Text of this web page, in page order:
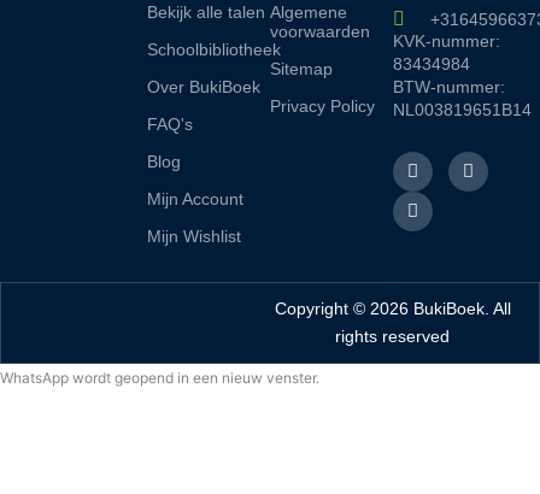
Bekijk alle talen
Schoolbibliotheek
Over BukiBoek
FAQ's
Blog
Mijn Account
Mijn Wishlist
Algemene
voorwaarden
Sitemap
Privacy Policy
KVK-nummer:
83434984
BTW-nummer:
NL003819651B14
F
a
c
e
b
k
-
f
I
n
s
a
m
L
i
n
k
e
n
Copyright © 2026 BukiBoek. All
rights reserved
WhatsApp wordt geopend in een nieuw venster.